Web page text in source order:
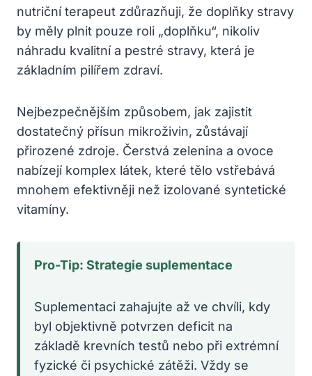
nutriční terapeut zdůrazňuji, že doplňky stravy
by měly plnit pouze roli „doplňku“, nikoliv
náhradu kvalitní a pestré stravy, která je
základním pilířem zdraví.
Nejbezpečnějším způsobem, jak zajistit
dostatečný přísun mikroživin, zůstávají
přirozené zdroje. Čerstvá zelenina a ovoce
nabízejí komplex látek, které tělo vstřebává
mnohem efektivněji než izolované syntetické
vitamíny.
Pro-Tip: Strategie suplementace
Suplementaci zahajujte až ve chvíli, kdy
byl objektivně potvrzen deficit na
základě krevních testů nebo při extrémní
fyzické či psychické zátěži. Vždy se